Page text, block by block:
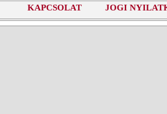
KAPCSOLAT JOGI